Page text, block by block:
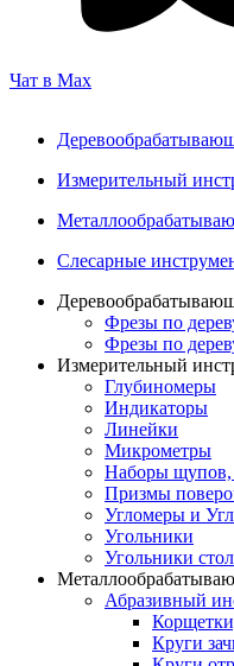
Чат в Max
Измерительный
Слесарные
Фрезы по
Фрезы по
Измерительный
Глубиномеры
Индикаторы
Линейки
Микрометры
Наборы щупов,
Призмы
Угломеры и
Угольники
Угольники
Абразивный
Круги